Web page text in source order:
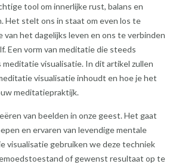
tool om innerlijke rust, balans en
Het stelt ons in staat om even los te
van het dagelijks leven en ons te verbinden
Een vorm van meditatie die steeds
visualisatie. In dit artikel zullen
visualisatie inhoudt en hoe je het
meditatiepraktijk.
van beelden in onze geest. Het gaat
en ervaren van levendige mentale
visualisatie gebruiken we deze techniek
of gewenst resultaat op te